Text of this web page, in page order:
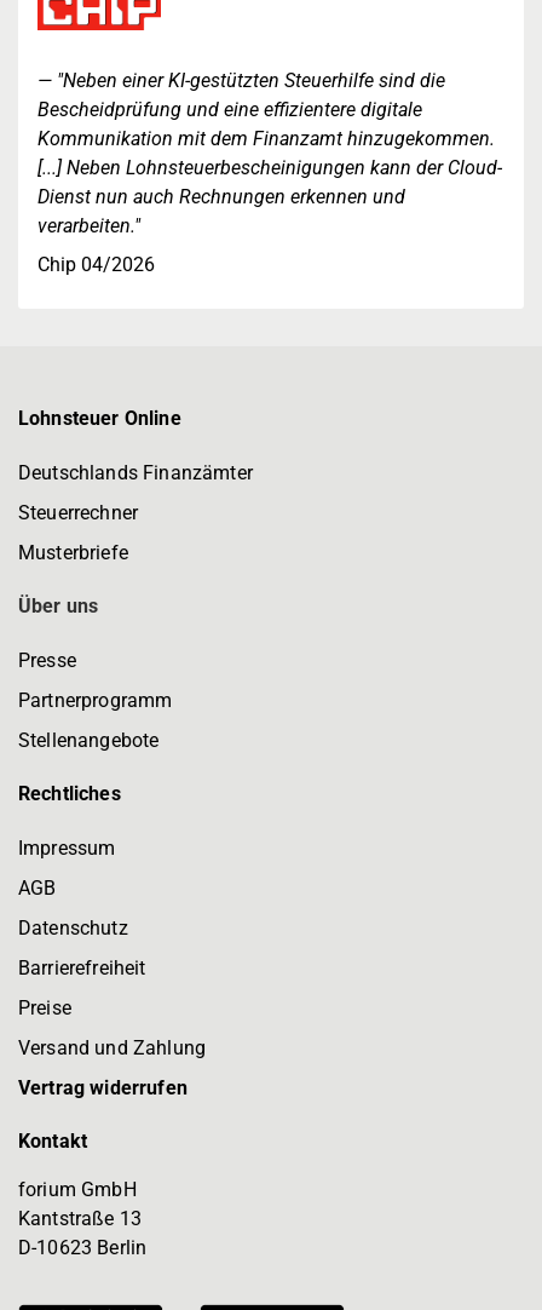
"Neben einer KI-gestützten Steuerhilfe sind die
Bescheidprüfung und eine effizientere digitale
Kommunikation mit dem Finanzamt hinzugekommen.
[...] Neben Lohnsteuerbescheinigungen kann der Cloud-
Dienst nun auch Rechnungen erkennen und
verarbeiten."
Chip 04/2026
Lohnsteuer Online
Deutschlands Finanzämter
Steuerrechner
Musterbriefe
Über uns
Presse
Partnerprogramm
Stellenangebote
Rechtliches
Impressum
AGB
Datenschutz
Barrierefreiheit
Preise
Versand und Zahlung
Vertrag widerrufen
Kontakt
forium GmbH
Kantstraße 13
D-10623 Berlin